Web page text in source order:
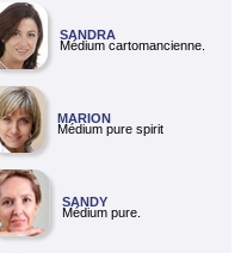
SANDRA
Médium cartomancienne.
MARION
Médium pure spirit
SANDY
Médium pure.